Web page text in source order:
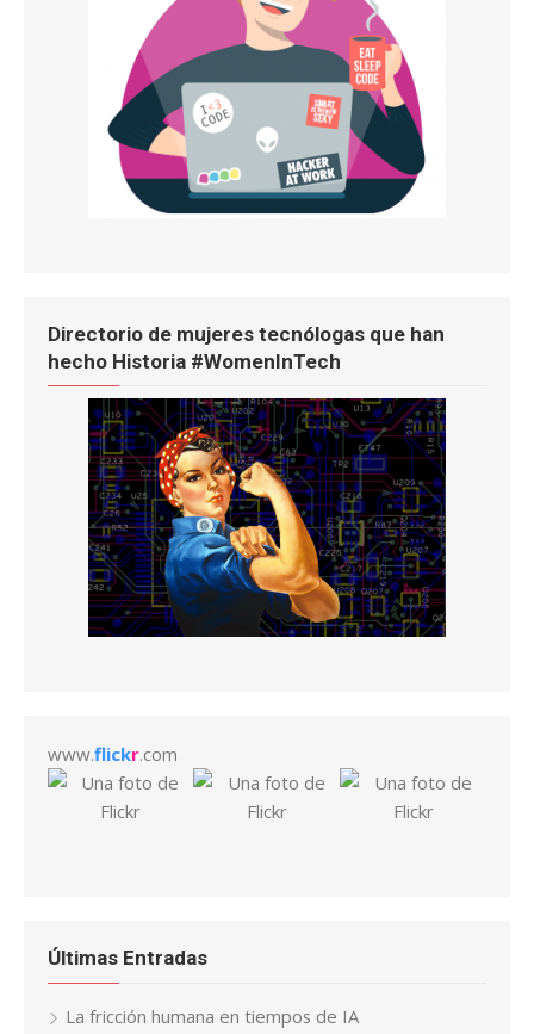
Directorio de mujeres tecnólogas que han
hecho Historia #WomenInTech
www.flickr.com
Últimas Entradas
La fricción humana en tiempos de IA